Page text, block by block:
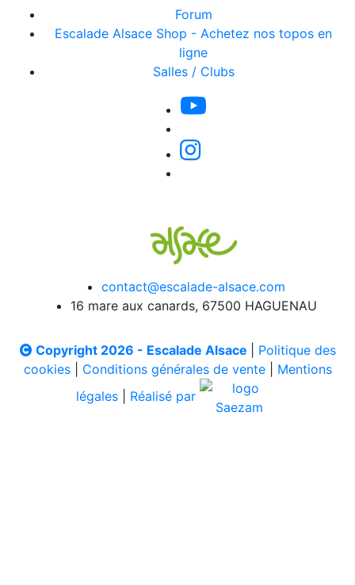
Forum
Escalade Alsace Shop - Achetez nos topos en
ligne
Salles / Clubs
contact@escalade-alsace.com
16 mare aux canards, 67500 HAGUENAU
Copyright 2026 - Escalade Alsace
Politique des
cookies| Conditions générales de vente| Mentions
légales
Réalisé par